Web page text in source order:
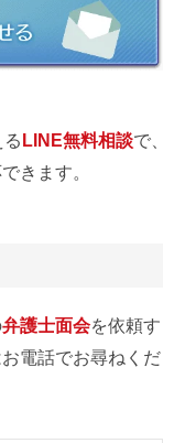
LINE無料相談で、
きます。
弁護士面会を依頼す
電話でお尋ねくだ